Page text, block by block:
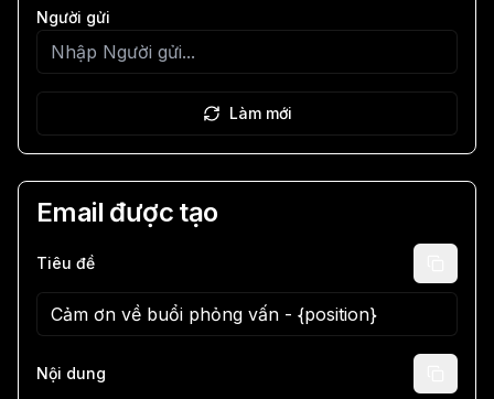
Người gửi
Làm mới
Email được tạo
Tiêu đề
Nội dung